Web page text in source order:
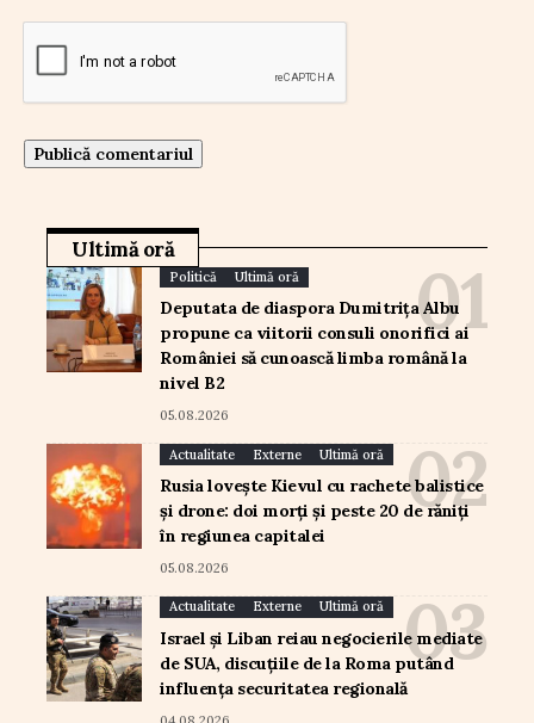
Ultimă oră
Politică Ultimă oră
Deputata de diaspora Dumitrița Albu
propune ca viitorii consuli onorifici ai
României să cunoască limba română la
nivel B2
05.08.2026
Actualitate Externe Ultimă oră
Rusia lovește Kievul cu rachete balistice
și drone: doi morți și peste 20 de răniți
în regiunea capitalei
05.08.2026
Actualitate Externe Ultimă oră
Israel și Liban reiau negocierile mediate
de SUA, discuțiile de la Roma putând
influența securitatea regională